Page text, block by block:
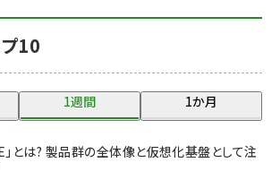
10
1週間 1か月
とは? 製品群の全体像と仮想化基盤として注